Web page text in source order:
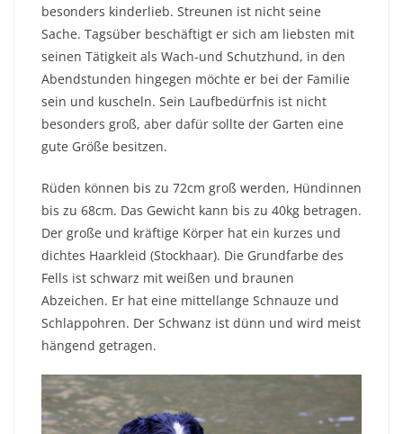
besonders kinderlieb. Streunen ist nicht seine
Sache. Tagsüber beschäftigt er sich am liebsten mit
seinen Tätigkeit als Wach-und Schutzhund, in den
Abendstunden hingegen möchte er bei der Familie
sein und kuscheln. Sein Laufbedürfnis ist nicht
besonders groß, aber dafür sollte der Garten eine
gute Größe besitzen.
Rüden können bis zu 72cm groß werden, Hündinnen
bis zu 68cm. Das Gewicht kann bis zu 40kg betragen.
Der große und kräftige Körper hat ein kurzes und
dichtes Haarkleid (Stockhaar). Die Grundfarbe des
Fells ist schwarz mit weißen und braunen
Abzeichen. Er hat eine mittellange Schnauze und
Schlappohren. Der Schwanz ist dünn und wird meist
hängend getragen.